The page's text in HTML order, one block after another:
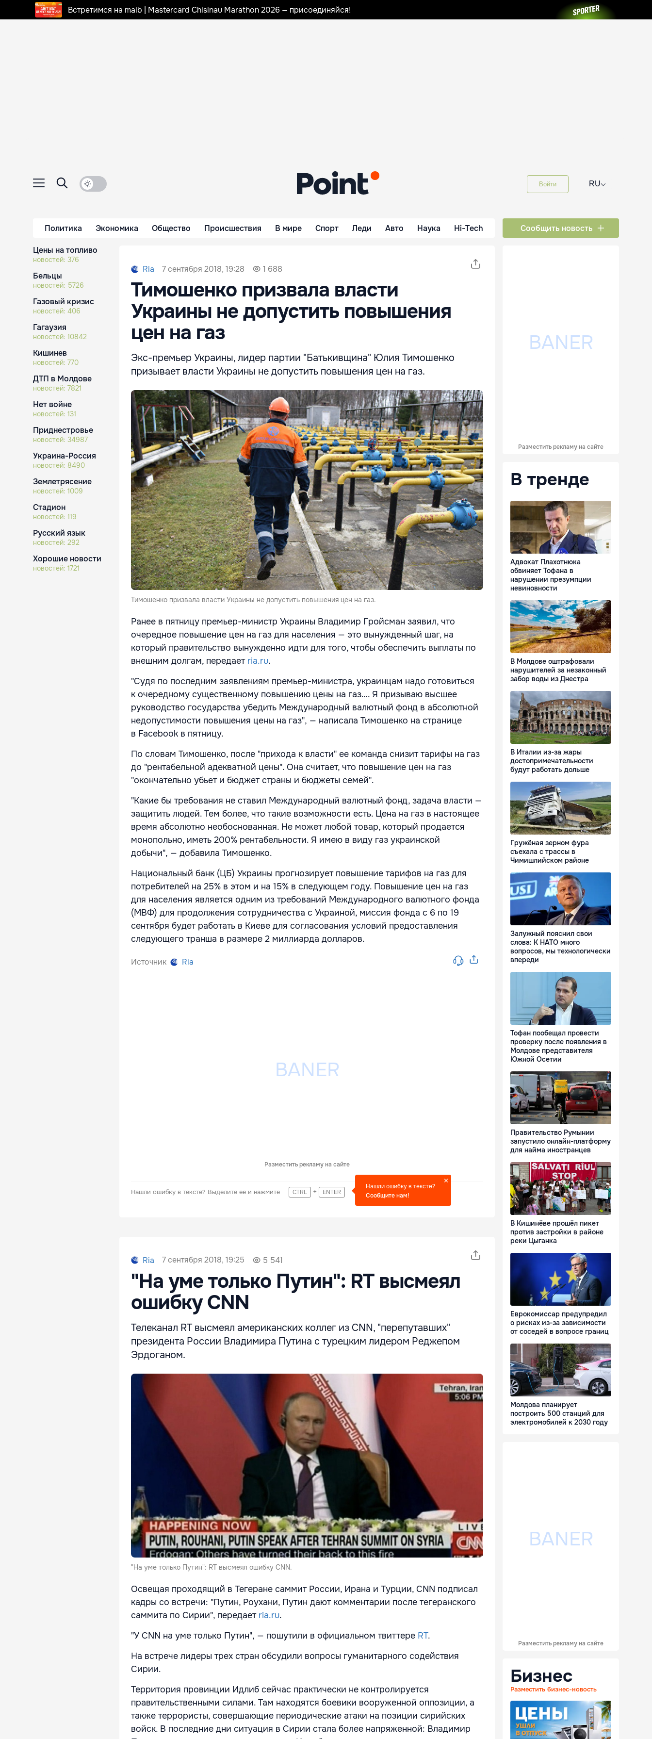
Встретимся на maib | Mastercard Chisinau Marathon 2026 — присоединяйся!
Войти RU⌵
Политика Экономика Общество Происшествия В мире Спорт Леди Авто Наука Hi-Tech Сообщить новость
Цены на топливо
новостей: 376
Бельцы
новостей: 5726
Газовый кризис
новостей: 406
Гагаузия
новостей: 10842
Кишинев
новостей: 770
ДТП в Молдове
новостей: 7821
Нет войне
новостей: 131
Приднестровье
новостей: 34987
Украина-Россия
новостей: 8490
Землетрясение
новостей: 1009
Стадион
новостей: 119
Русский язык
новостей: 292
Хорошие новости
новостей: 1721
Ria 7 сентября 2018, 19:28 1 688
Тимошенко призвала власти
Украины не допустить повышения
цен на газ
Экс-премьер Украины, лидер партии "Батькивщина" Юлия Тимошенко
призывает власти Украины не допустить повышения цен на газ.
Тимошенко призвала власти Украины не допустить повышения цен на газ.
Ранее в пятницу премьер-министр Украины Владимир Гройсман заявил, что
очередное повышение цен на газ для населения — это вынужденный шаг, на
который правительство вынужденно идти для того, чтобы обеспечить выплаты по
внешним долгам, передает ria.ru.
"Судя по последним заявлениям премьер-министра, украинцам надо готовиться
к очередному существенному повышению цены на газ…. Я призываю высшее
руководство государства убедить Международный валютный фонд в абсолютной
недопустимости повышения цены на газ", — написала Тимошенко на странице
в Facebook в пятницу.
По словам Тимошенко, после "прихода к власти" ее команда снизит тарифы на газ
до "рентабельной адекватной цены". Она считает, что повышение цен на газ
"окончательно убьет и бюджет страны и бюджеты семей".
"Какие бы требования не ставил Международный валютный фонд, задача власти —
защитить людей. Тем более, что такие возможности есть. Цена на газ в настоящее
время абсолютно необоснованная. Не может любой товар, который продается
монопольно, иметь 200% рентабельности. Я имею в виду газ украинской
добычи", — добавила Тимошенко.
Национальный банк (ЦБ) Украины прогнозирует повышение тарифов на газ для
потребителей на 25% в этом и на 15% в следующем году. Повышение цен на газ
для населения является одним из требований Международного валютного фонда
(МВФ) для продолжения сотрудничества с Украиной, миссия фонда с 6 по 19
сентября будет работать в Киеве для согласования условий предоставления
следующего транша в размере 2 миллиарда долларов.
Источник Ria
Разместить рекламу на сайте
Нашли ошибку в тексте? Выделите ее и нажмите CTRL + ENTER
Нашли ошибку в тексте?
Сообщите нам!
Ria 7 сентября 2018, 19:25 5 541
"На уме только Путин": RT высмеял
ошибку CNN
Телеканал RT высмеял американских коллег из CNN, "перепутавших"
президента России Владимира Путина с турецким лидером Реджепом
Эрдоганом.
"На уме только Путин": RT высмеял ошибку CNN.
Освещая проходящий в Тегеране саммит России, Ирана и Турции, CNN подписал
кадры со встречи: "Путин, Роухани, Путин дают комментарии после тегеранского
саммита по Сирии", передает ria.ru.
"У CNN на уме только Путин", — пошутили в официальном твиттере RT.
На встрече лидеры трех стран обсудили вопросы гуманитарного содействия
Сирии.
Территория провинции Идлиб сейчас практически не контролируется
правительственными силами. Там находятся боевики вооруженной оппозиции, а
также террористы, совершающие периодические атаки на позиции сирийских
войск. В последние дни ситуация в Сирии стала более напряженной: Владимир
Разместить рекламу на сайте
В тренде
Адвокат Плахотнюка
обвиняет Тофана в
нарушении презумпции
невиновности
В Молдове оштрафовали
нарушителей за незаконный
забор воды из Днестра
В Италии из-за жары
достопримечательности
будут работать дольше
Гружёная зерном фура
съехала с трассы в
Чимишлийском районе
Залужный пояснил свои
слова: К НАТО много
вопросов, мы технологически
впереди
Тофан пообещал провести
проверку после появления в
Молдове представителя
Южной Осетии
Правительство Румынии
запустило онлайн-платформу
для найма иностранцев
В Кишинёве прошёл пикет
против застройки в районе
реки Цыганка
Еврокомиссар предупредил
о рисках из-за зависимости
от соседей в вопросе границ
Молдова планирует
построить 500 станций для
электромобилей к 2030 году
Разместить рекламу на сайте
Бизнес
Разместить бизнес-новость